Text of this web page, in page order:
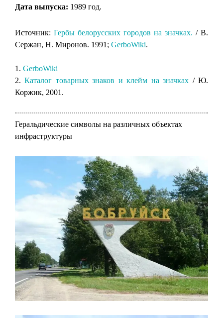
Дата выпуска: 1989 год.
Источник: Гербы белорусских городов на значках. / В.
Сержан, Н. Миронов. 1991; GerboWiki.
1. GerboWiki
2.Каталог товарных знаков и клейм на значках / Ю.
Коржик, 2001.
Геральдические символы на различных объектах
инфраструктуры